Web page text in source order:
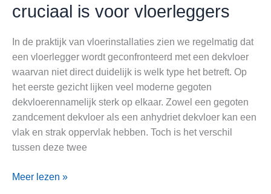
cruciaal is voor vloerleggers
In de praktijk van vloerinstallaties zien we regelmatig dat
een vloerlegger wordt geconfronteerd met een dekvloer
waarvan niet direct duidelijk is welk type het betreft. Op
het eerste gezicht lijken veel moderne gegoten
dekvloerennamelijk sterk op elkaar. Zowel een gegoten
zandcement dekvloer als een anhydriet dekvloer kan een
vlak en strak oppervlak hebben. Toch is het verschil
tussen deze twee
Gegoten
Meer lezen »